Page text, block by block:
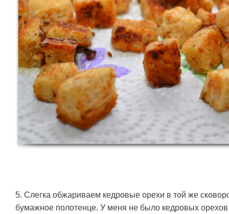
5. Слегка обжариваем кедровые орехи в той же
бумажное полотенце. У меня не было кедровых орехов